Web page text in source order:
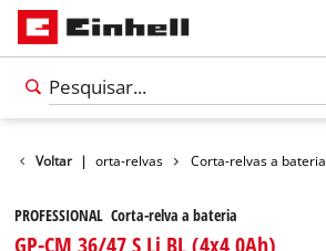
Voltar |
Jardim Corta-relvas Corta-relvas a bateria
PROFESSIONAL Corta-relva a bateria
GP-CM 36/47 S Li BL (4x4,0Ah)